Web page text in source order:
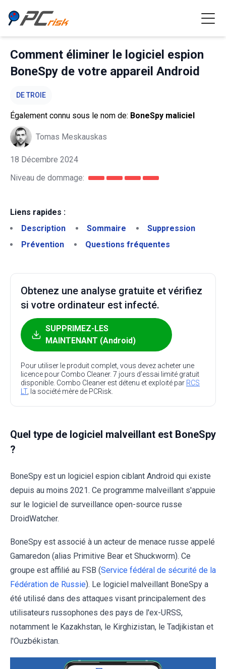
Comment éliminer le logiciel espion
BoneSpy de votre appareil Android
DE TROIE
Également connu sous le nom de: BoneSpy maliciel
Tomas Meskauskas
18 Décembre 2024
Niveau de dommage:
Liens rapides :
Description
Sommaire
Suppression
Prévention
Questions fréquentes
Obtenez une analyse gratuite et vérifiez
si votre ordinateur est infecté.
SUPPRIMEZ-LES
MAINTENANT (Android)
Pour utiliser le produit complet, vous devez acheter une
licence pour Combo Cleaner. 7 jours d’essai limité gratuit
disponible. Combo Cleaner est détenu et exploité par RCS
LT, la société mère de PCRisk.
Quel type de logiciel malveillant est BoneSpy
?
BoneSpy est un logiciel espion ciblant Android qui existe
depuis au moins 2021. Ce programme malveillant s'appuie
sur le logiciel de surveillance open-source russe
DroidWatcher.
BoneSpy est associé à un acteur de menace russe appelé
Gamaredon (alias Primitive Bear et Shuckworm). Ce
groupe est affilié au FSB (Service fédéral de sécurité de la
Fédération de Russie). Le logiciel malveillant BoneSpy a
été utilisé dans des attaques visant principalement des
utilisateurs russophones des pays de l'ex-URSS,
notamment le Kazakhstan, le Kirghizistan, le Tadjikistan et
l'Ouzbékistan.